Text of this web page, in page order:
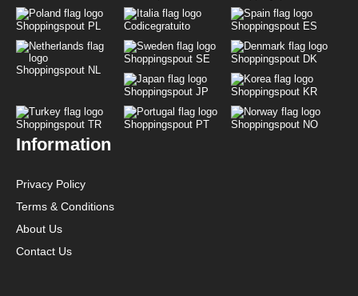
Shoppingspout PL Codicegratuito Shoppingspout ES
Shoppingspout NL
Shoppingspout SE Shoppingspout DK
Shoppingspout JP Shoppingspout KR
Shoppingspout TR Shoppingspout PT Shoppingspout NO
Information
Privacy Policy
Terms & Conditions
About Us
Contact Us